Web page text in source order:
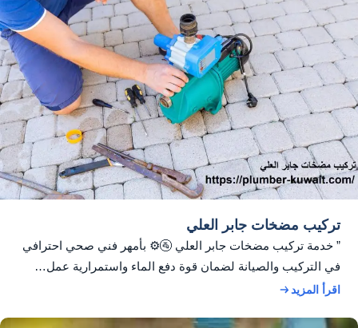
تركيب مضخات جابر العلي
” خدمة تركيب مضخات جابر العلي 🚰⚙️ بأمهر فني صحي احترافي
في التركيب والصيانة لضمان قوة دفع الماء واستمرارية عمل…
اقرأ المزيد